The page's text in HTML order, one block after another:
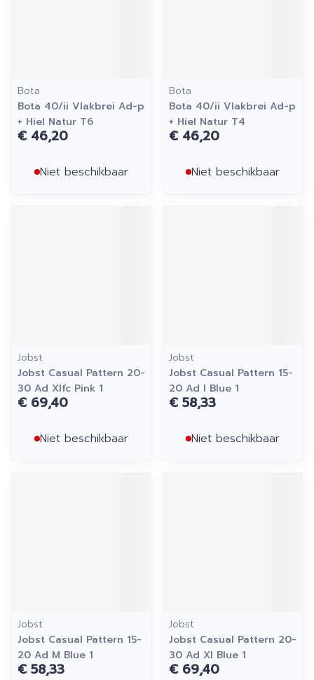
Bota
Bota 40/ii Vlakbrei Ad-p
+ Hiel Natur T6
€ 46,20
Niet beschikbaar
Bota
Bota 40/ii Vlakbrei Ad-p
+ Hiel Natur T4
€ 46,20
Niet beschikbaar
Jobst
Jobst Casual Pattern 20-
30 Ad Xlfc Pink 1
€ 69,40
Niet beschikbaar
Jobst
Jobst Casual Pattern 15-
20 Ad l Blue 1
€ 58,33
Niet beschikbaar
Jobst
Jobst Casual Pattern 15-
20 Ad M Blue 1
€ 58,33
Jobst
Jobst Casual Pattern 20-
30 Ad Xl Blue 1
€ 69,40